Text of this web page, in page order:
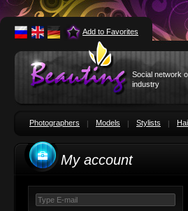
Add to Favorites
Social network
industry
Photographers Models Stylists
My account